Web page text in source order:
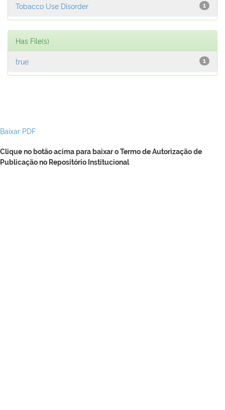
1
Tobacco Use Disorder
Has File(s)
1
true
Baixar PDF
Clique no botão acima para baixar o Termo de Autorização de
Publicação no Repositório Institucional